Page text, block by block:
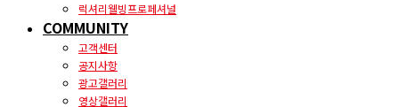
럭셔리웰빙프로페셔널
COMMUNITY
고객센터
공지사항
광고갤러리
영상갤러리